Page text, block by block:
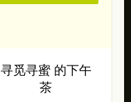
寻觅寻蜜 的下午
茶